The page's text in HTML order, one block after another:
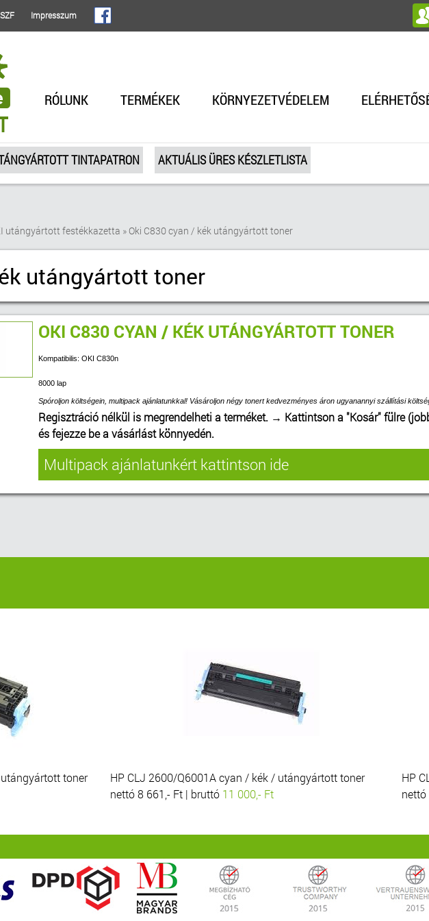
Impresszum
RÓLUNK TERMÉKEK KÖRNYEZETVÉDELEM
TINTAPATRON AKTUÁLIS ÜRES KÉSZLETLISTA
utángyártott festékkazetta » Oki C830 cyan / kék utángyártott toner
utángyártott toner
OKI C830 CYAN / KÉK UTÁNGYÁRTOTT TONER
Kompatibilis: OKI C830n
8000 lap
Spóroljon költségein, multipack ajánlatunkkal! Vásároljon négy tonert kedvezményes áron ugyanannyi szállítási
Regisztráció nélkül is megrendelheti a terméket. → Kattintson a "Kosár" fülre
és fejezze be a vásárlást könnyedén.
Multipack ajánlatunkért kattintson ide
toner
HP CLJ 2600/Q6001A cyan / kék / utángyártott toner
nettó 8 661,- Ft | bruttó 11 000,- Ft
HP
nettó